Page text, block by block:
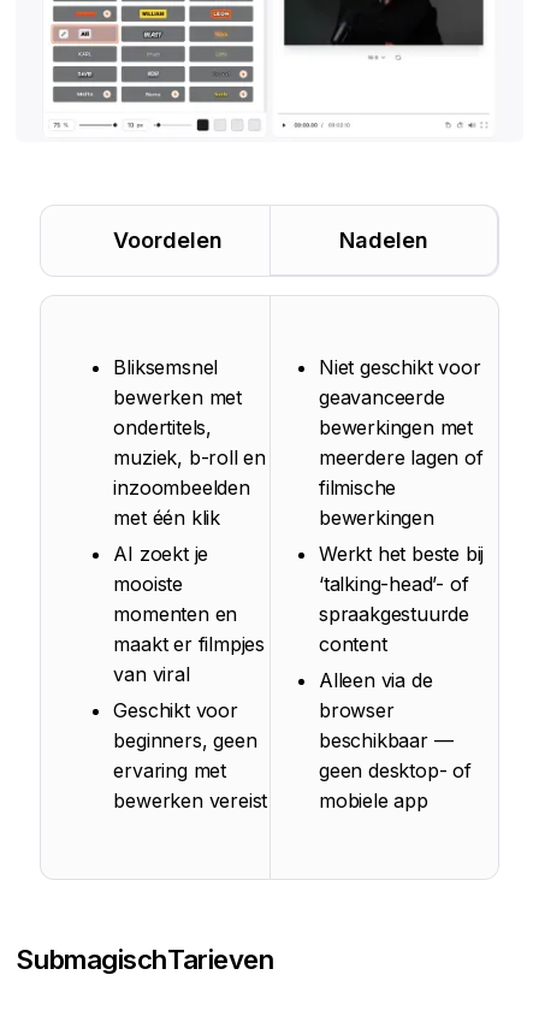
Voordelen Nadelen
Bliksemsnel
bewerken met
ondertitels,
muziek, b-roll en
inzoombeelden
met één klik
AI zoekt je
mooiste
momenten en
maakt er filmpjes
van viral
Geschikt voor
beginners, geen
ervaring met
bewerken vereist
Niet geschikt voor
geavanceerde
bewerkingen met
meerdere lagen of
filmische
bewerkingen
Werkt het beste bij
‘talking-head’- of
spraakgestuurde
content
Alleen via de
browser
beschikbaar —
geen desktop- of
mobiele app
SubmagischTarieven